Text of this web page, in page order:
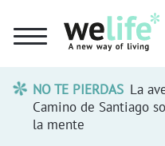
NO TE PIERDAS La
Camino de Santiago
la mente